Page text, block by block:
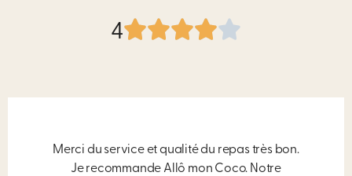
4
Merci du service et qualité du repas très bon.
Je recommande Allô mon Coco. Notre